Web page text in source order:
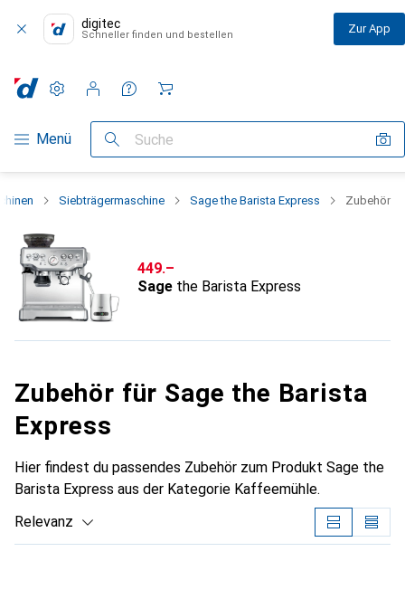
digitec
Schneller finden und bestellen Zur App
Navigation nach Kategorien
Menü Suche
Einstellungen
Kundenkonto
Vergleichslisten
Merklisten
Warenkorb
Siebträgermaschine Sage the Barista Express Zubehör
CHF
449.–
Sage the Barista Express
Zubehör für Sage the Barista
Express
Hier findest du passendes Zubehör zum Produkt Sage the
Barista Express aus der Kategorie Kaffeemühle.
Relevanz